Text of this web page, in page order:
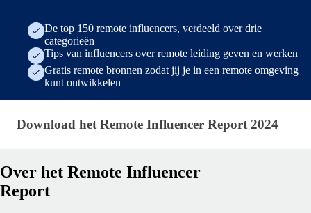
De top 150 remote influencers, verdeeld over drie
categorieën
Tips van influencers over remote leiding geven en werken
Gratis remote bronnen zodat jij je in een remote omgeving
kunt ontwikkelen
Download het Remote Influencer Report 2024
Download het Remote Influencer Report 2024
Over het Remote Influencer
Report